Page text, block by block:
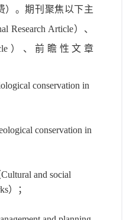
）。期刊 聚焦以下主
Research Article）、
）、前瞻性文章
conservation in
conservation in
and social
）；